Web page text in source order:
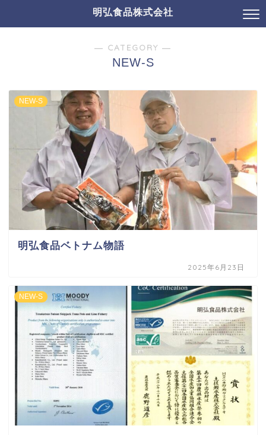
明弘食品株式会社
― CATEGORY ―
NEW-S
NEW-S
明弘食品ベトナム物語
2025年6月23日
NEW-S